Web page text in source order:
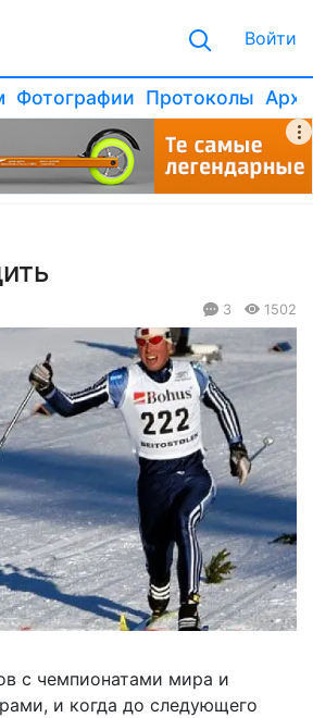
Войти
Фотографии Протоколы
3 1502
с чемпионатами мира и
и когда до следующего